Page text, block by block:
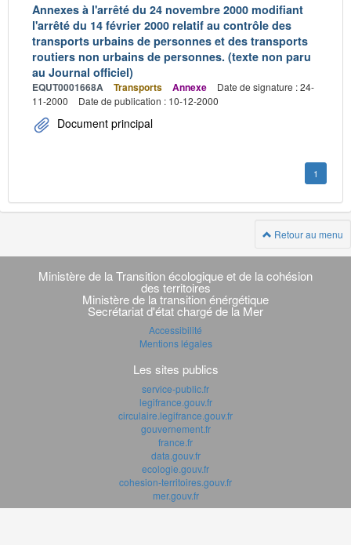
Annexes à l'arrêté du 24 novembre 2000 modifiant
l'arrêté du 14 février 2000 relatif au contrôle des
transports urbains de personnes et des transports
routiers non urbains de personnes. (texte non paru
au Journal officiel)
EQUT0001668A Transports Annexe
Date de signature : 24-
11-2000
Date de publication : 10-12-2000
Document principal
1
Retour au menu
Navigation
transverse
Ministère de la Transition écologique et de la cohésion
des territoires
Ministère de la transition énérgétique
Secrétariat d'état chargé de la Mer
Accessibilité
Mentions légales
Les sites publics
service-public.fr
legifrance.gouv.fr
circulaire.legifrance.gouv.fr
gouvernement.fr
france.fr
data.gouv.fr
ecologie.gouv.fr
cohesion-territoires.gouv.fr
mer.gouv.fr